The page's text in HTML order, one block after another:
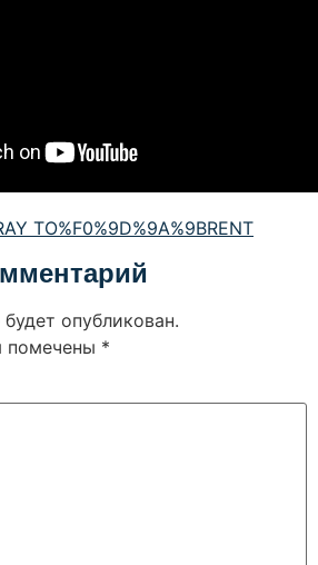
TO%F0%9D%9A%9BRENT
опубликован.
помечены *